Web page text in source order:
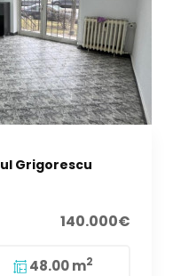
Grigorescu
140.000€
48.00 m2